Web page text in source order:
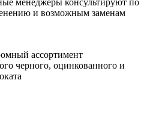
менеджеры консультируют по
и возможным заменам
ассортимент
черного, оцинкованного и